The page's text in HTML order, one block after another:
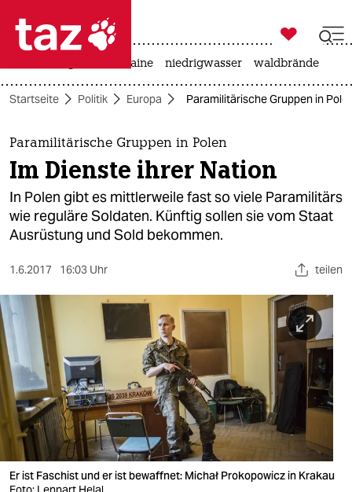
 taz zahl ich
taz zahl ich
themen
politik
öko
gesellschaft
sport
berlin
nord
wahrheit
verlag

taz zahl ich
krieg in der ukraine niedrigwasser waldbrände
Startseite Politik Europa Paramilitärische Gruppen in
Paramilitärische Gruppen in Polen
Im Dienste ihrer Nation
In Polen gibt es mittlerweile fast so viele Paramilitärs
wie reguläre Soldaten. Künftig sollen sie vom Staat
Ausrüstung und Sold bekommen.
1.6.2017 16:03 Uhr teilen
Er ist Faschist und er ist bewaffnet: Michał Prokopowicz in Krakau